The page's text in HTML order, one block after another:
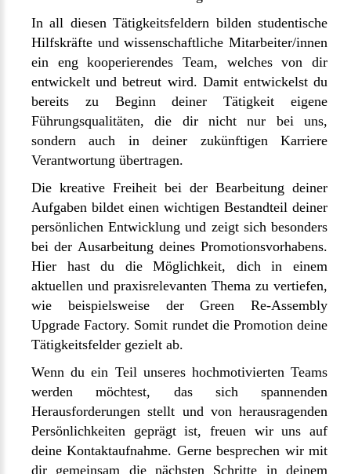
In all diesen Tätigkeitsfeldern bilden studentische
Hilfskräfte und wissenschaftliche Mitarbeiter/innen
ein eng kooperierendes Team, welches von dir
entwickelt und betreut wird. Damit entwickelst du
bereits zu Beginn deiner Tätigkeit eigene
Führungsqualitäten, die dir nicht nur bei uns,
sondern auch in deiner zukünftigen Karriere
Verantwortung übertragen.
Die kreative Freiheit bei der Bearbeitung deiner
Aufgaben bildet einen wichtigen Bestandteil deiner
persönlichen Entwicklung und zeigt sich besonders
bei der Ausarbeitung deines Promotionsvorhabens.
Hier hast du die Möglichkeit, dich in einem
aktuellen und praxisrelevanten Thema zu vertiefen,
wie beispielsweise der Green Re-Assembly
Upgrade Factory. Somit rundet die Promotion deine
Tätigkeitsfelder gezielt ab.
Wenn du ein Teil unseres hochmotivierten Teams
werden möchtest, das sich spannenden
Herausforderungen stellt und von herausragenden
Persönlichkeiten geprägt ist, freuen wir uns auf
deine Kontaktaufnahme. Gerne besprechen wir mit
dir gemeinsam die nächsten Schritte in deinem